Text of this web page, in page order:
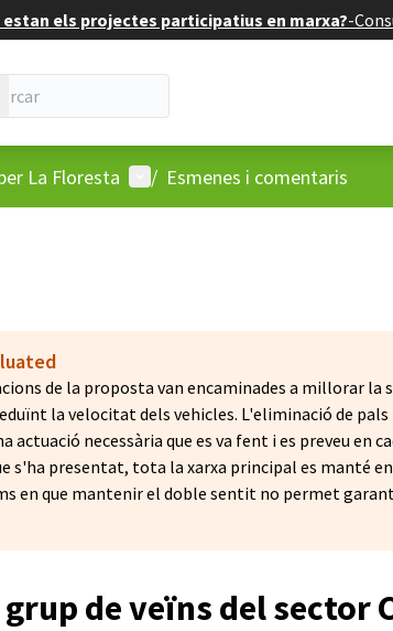
estan els projectes participatius en marxa?-
La Floresta Menú d'usuari
/ Esmenes i comentaris
de la proposta van encaminades a millorar la
la velocitat dels vehicles. L'eliminació de pals
necessària que es va fent i es preveu en
s'ha presentat, tota la xarxa principal es manté
en que mantenir el doble sentit no permet
de veïns del sector